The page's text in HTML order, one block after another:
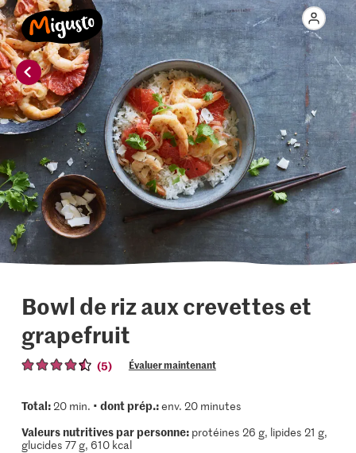
Bowl de riz aux crevettes et
grapefruit
(5) Évaluer maintenant
Total:20 min. • dont prép.:env. 20 minutes
Valeurs nutritives par personne:protéines 26 g, lipides 21 g,
glucides 77 g, 610 kcal